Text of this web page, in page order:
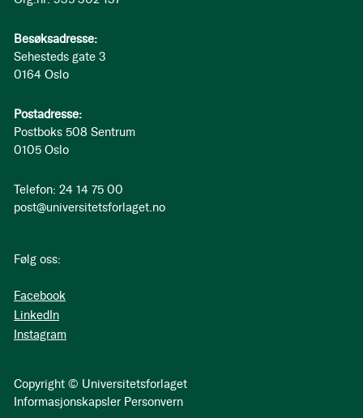
Besøksadresse:
Sehesteds gate 3
0164 Oslo
Postadresse:
Postboks 508 Sentrum
0105 Oslo
Telefon: 24 14 75 00
post@universitetsforlaget.no
Følg oss:
Facebook
LinkedIn
Instagram
Copyright © Universitetsforlaget
Informasjonskapsler Personvern